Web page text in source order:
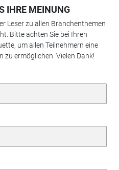
IHRE MEINUNG
Leser zu allen Branchenthemen
Bitte achten Sie bei Ihren
um allen Teilnehmern eine
ermöglichen. Vielen Dank!